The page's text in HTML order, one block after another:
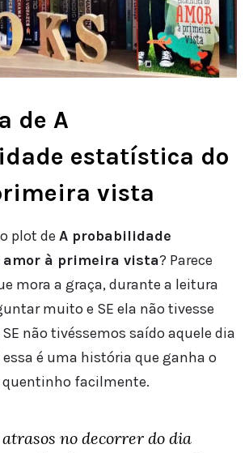
de A
estatística do
vista
plot de A probabilidade
à primeira vista? Parece
mora a graça, durante a leitura
muito e SE ela não tivesse
SE não tivéssemos saído aquele dia
essa é uma história que ganha o
quentinho facilmente.
no decorrer do dia